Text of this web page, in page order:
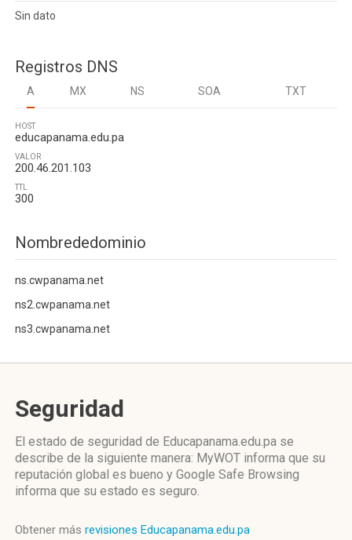
Sin dato
Registros DNS
A MX NS SOA TXT
HOST
educapanama.edu.pa
VALOR
200.46.201.103
TTL
300
Nombrededominio
ns.cwpanama.net
ns2.cwpanama.net
ns3.cwpanama.net
Seguridad
El estado de seguridad de Educapanama.edu.pa se
describe de la siguiente manera: MyWOT informa que su
reputación global es bueno y Google Safe Browsing
informa que su estado es seguro.
Obtener más revisiones Educapanama.edu.pa